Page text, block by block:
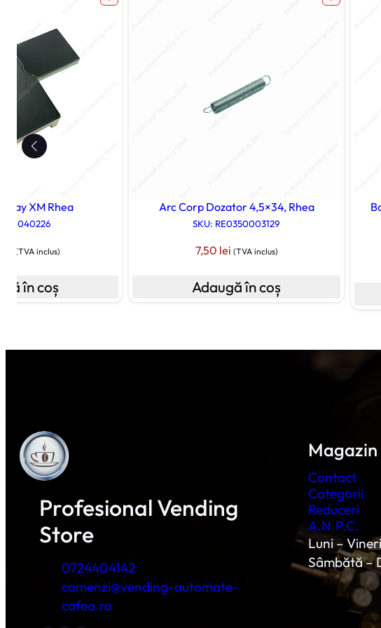
XM Rhea
020040226
(TVA inclus)
în coș
Arc Corp Dozator 4,5×34, Rhea
SKU: RE0350003129
7,50 lei (TVA inclus)
Adaugă în coș
Profesional Vending
Store
0724404142
comenzi@vending-automate-
cafea.ro
Magazin
Contact
Categorii
Reduceri
A.N.P.C.
Luni –
Sâmbătă –